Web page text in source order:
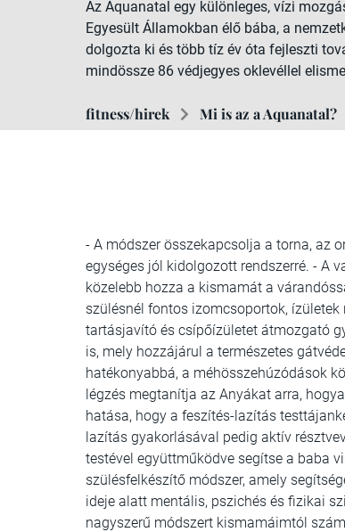
Az Aquanatal egy különleges, vízi
Egyesült Államokban élő bába, a
dolgozta ki és több tíz év óta fejleszti
mindössze 86 védjegyes oklevéllel
fitness/hirek Mi is az a Aquanatal?
- A módszer összekapcsolja a torna, az
egységes jól kidolgozott rendszerré. - A
közelebb hozza a kismamát a
szülésnél fontos izomcsoportok,
tartásjavító és csípőízületet átmozgató
is, mely hozzájárul a természetes
hatékonyabbá, a méhösszehúzódások
légzés megtanítja az Anyákat arra,
hatása, hogy a feszítés-lazítás
lazítás gyakorlásával pedig aktív
testével együttműködve segítse a baba
szülésfelkészítő módszer, amely
ideje alatt mentális, pszichés és fizikai
nagyszerű módszert kismamáimtól